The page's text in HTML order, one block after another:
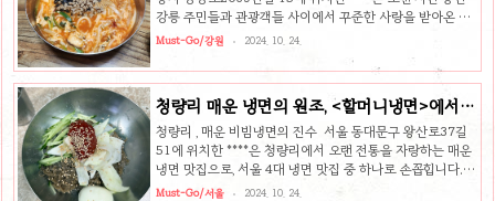
대가 듬뿍 담겨 나와 양도 넉넉해 든든한 한 끼 식사로 제격
입니다. 가성비 좋은 안주 메뉴도 인기에서는 순댓국뿐만 아
강릉 주민들과 관광객들 사이에서 꾸준한 사랑을 받아온 장
칼국수 전문 맛집입니다. 삼대천왕, 수요미식회 등 여러 방송
프로그램에 소개되며 인기가 급상승했지만, 사실 이곳은 방
송 이전부터 현지 주민들로 가득했던 숨은 강릉 맛집이었습
외관이 매력적인 식당입니다. 처음 보면 조금 허름해 보일 수
도 있지만, 이곳에서 오랜 시간 자리를 지켜온 진짜 맛집의
느낌을 물씬 풍깁니다. 내부는 깔끔하게 정돈되어 있으며, 그
리 넓지 않은 공간이기에 항상 대기줄이 길게 늘어져 있는 곳
입니다. 평범한 가격대지만 그 맛만큼은 그 어떤 값으로도 매
Must-Go/강원 2024. 10. 24.
청량리 매운 냉면의 원조, <할머니냉면>에서
맛보세요
청량리 , 매운 비빔냉면의 진수 서울 동대문구 왕산로37길
51에 위치한 ****은 청량리에서 오랜 전통을 자랑하는 매운
냉면 맛집으로, 서울 4대 냉면 맛집 중 하나로 손꼽힙니다.
이곳은 매운맛을 사랑하는 사람들에게 꼭 한 번은 가봐야 할
Must-Go/서울 2024. 10. 24.